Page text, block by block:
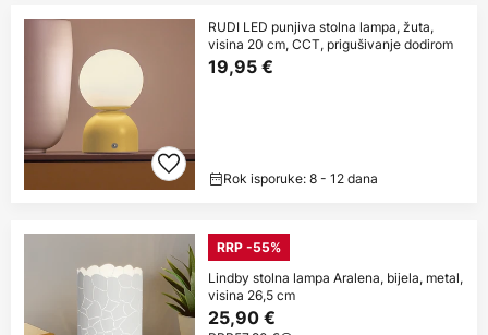
RUDI LED punjiva stolna lampa, žuta,
visina 20 cm, CCT, prigušivanje dodirom
19,95 €
Rok isporuke: 8 - 12 dana
RRP -55%
Lindby stolna lampa Aralena, bijela, metal,
visina 26,5 cm
25,90 €